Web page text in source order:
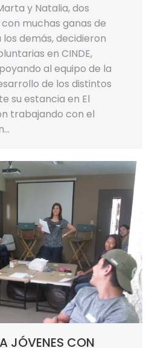
y Natalia, dos
muchas ganas de
demás, decidieron
en CINDE,
al equipo de la
de los distintos
su estancia en El
trabajando con el
JÓVENES CON